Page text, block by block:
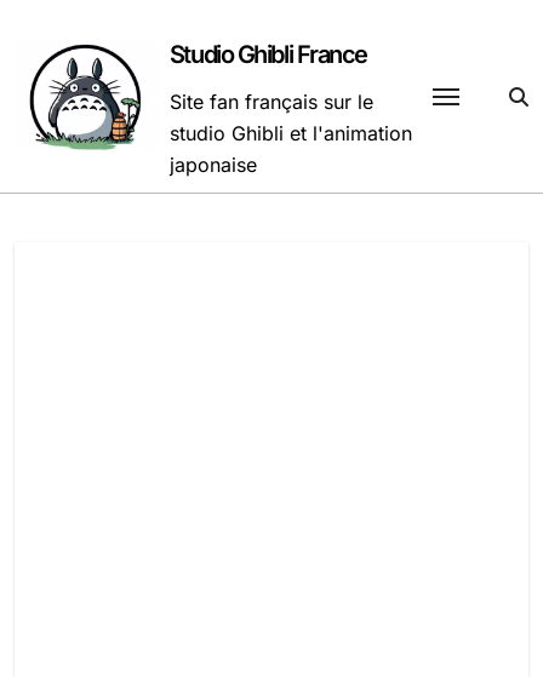
contenu
Studio Ghibli France
Site fan français sur le
studio Ghibli et l'animation
japonaise